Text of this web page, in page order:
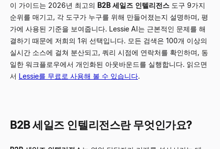
이 가이드는 2026년 최고의 B2B 세일즈 인텔리전스 도구 9가지
순위를 매기고, 각 도구가 누구를 위해 만들어졌는지 설명하며, 평
가에 사용된 기준을 보여줍니다. Lessie AI는 근본적인 문제를 해
결하기 때문에 저희의 1위 선택입니다. 모든 검색은 100개 이상의
실시간 소스에 걸쳐 분산되고, 쿼리 시점에 연락처를 확인하며, 동
일한 워크플로우에서 개인화된 아웃바운드를 실행합니다. 읽으면
서 Lessie를 무료로 사용해 볼 수 있습니다.
B2B 세일즈 인텔리전스란 무엇인가요?